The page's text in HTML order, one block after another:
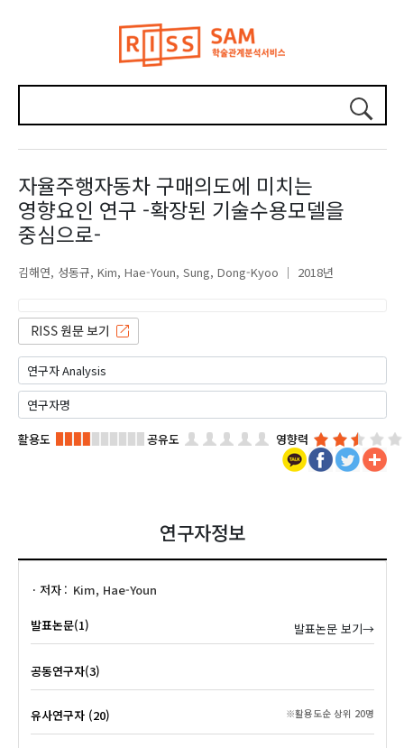
자율주행자동차 구매의도에 미치는
영향요인 연구 -확장된 기술수용모델을
중심으로-
김해연 성동규 Kim, Hae-Youn Sung, Dong-Kyoo 2018년
활용도 공유도 영향력
연구자정보
저자 Kim, Hae-Youn
발표논문(1) 발표논문 보기→
공동연구자(3)
유사연구자 (20) ※활용도순 상위 20명